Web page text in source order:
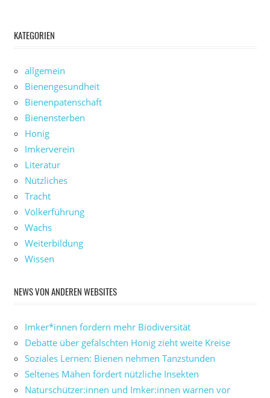
KATEGORIEN
allgemein
Bienengesundheit
Bienenpatenschaft
Bienensterben
Honig
Imkerverein
Literatur
Nützliches
Tracht
Völkerführung
Wachs
Weiterbildung
Wissen
NEWS VON ANDEREN WEBSITES
Imker*innen fordern mehr Biodiversität
Debatte über gefälschten Honig zieht weite Kreise
Soziales Lernen: Bienen nehmen Tanzstunden
Seltenes Mähen fördert nützliche Insekten
Naturschützer:innen und Imker:innen warnen vor